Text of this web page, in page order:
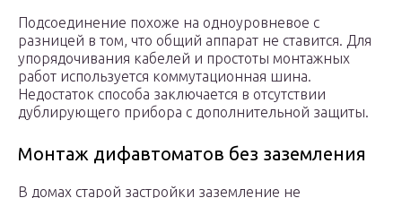
Подсоединение похоже на одноуровневое с
разницей в том, что общий аппарат не ставится. Для
упорядочивания кабелей и простоты монтажных
работ используется коммутационная шина.
Недостаток способа заключается в отсутствии
дублирующего прибора с дополнительной защиты.
Монтаж дифавтоматов без заземления
В домах старой застройки заземление не